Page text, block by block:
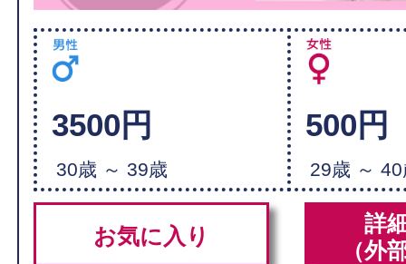
3500円
30歳 ～ 39歳
500円
29歳 ～
お気に入り
詳
（外